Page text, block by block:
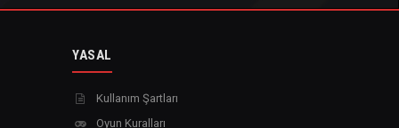
YASAL
Kullanım Şartları
Oyun Kuralları